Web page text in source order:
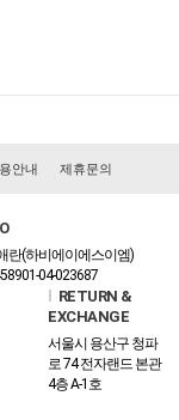
안내 제휴문의
란(하비에이에스이엠)
04-023687
RETURN &
EXCHANGE
서울시 용산구 청파
로 74 전자랜드 본관
4층 A-1호